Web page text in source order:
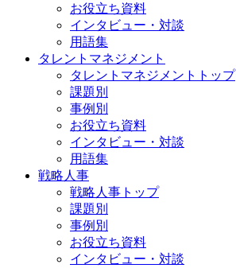
お役立ち資料
インタビュー・対談
用語集
タレントマネジメント
タレントマネジメントトップ
課題別
事例別
お役立ち資料
インタビュー・対談
用語集
戦略人事
戦略人事トップ
課題別
事例別
お役立ち資料
インタビュー・対談